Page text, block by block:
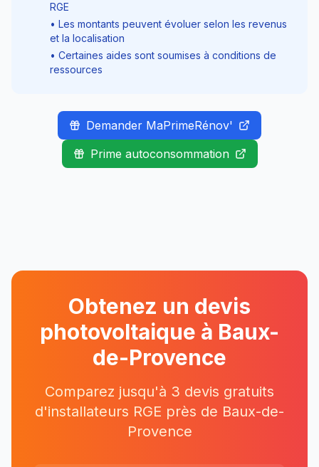
RGE
• Les montants peuvent évoluer selon les revenus
et la localisation
• Certaines aides sont soumises à conditions de
ressources
Demander MaPrimeRénov'
Prime autoconsommation
Obtenez un devis
photovoltaique à Baux-
de-Provence
Comparez jusqu'à 3 devis gratuits
d'installateurs RGE près de Baux-de-
Provence